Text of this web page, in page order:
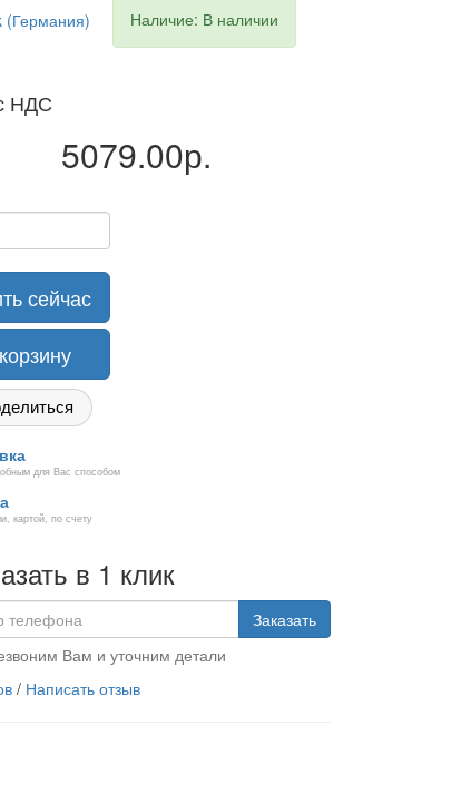
Наличие: В наличии
НДС
5079.00р.
сейчас
для Вас способом
картой, по счету
в 1 клик
Заказать
Вам и уточним детали
/ Написать отзыв